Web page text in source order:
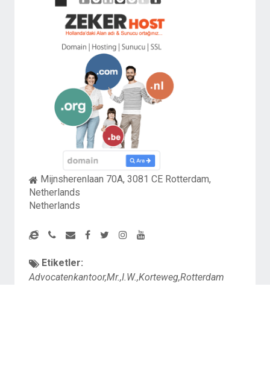
Mijnsherenlaan 70A, 3081 CE Rotterdam,
Netherlands
Netherlands
Etiketler:
Advocatenkantoor,Mr.,I.W.,Korteweg,Rotterdam